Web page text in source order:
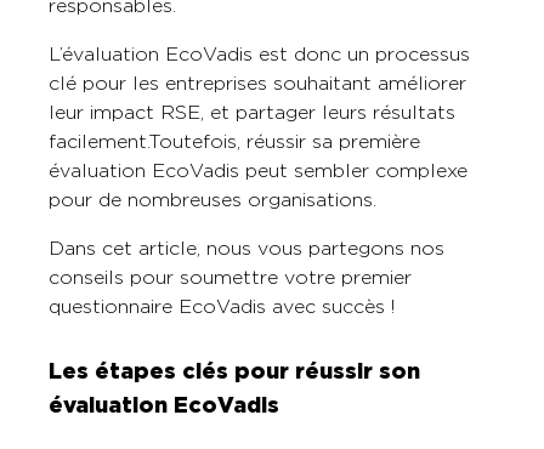
responsables.
L’évaluation EcoVadis est donc un processus
clé pour les entreprises souhaitant améliorer
leur impact RSE, et partager leurs résultats
facilement.Toutefois, réussir sa première
évaluation EcoVadis peut sembler complexe
pour de nombreuses organisations.
Dans cet article, nous vous partegons nos
conseils pour soumettre votre premier
questionnaire EcoVadis avec succès !
Les étapes clés pour réussir son
évaluation EcoVadis